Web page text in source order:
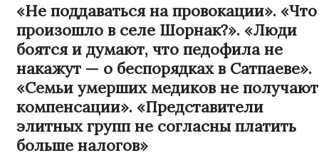
«Не поддаваться на провокации». «Что
произошло в селе Шорнак?». «Люди
боятся и думают, что педофила не
накажут — о беспорядках в Сатпаеве».
«Семьи умерших медиков не получают
компенсации». «Представители
элитных групп не согласны платить
больше налогов»